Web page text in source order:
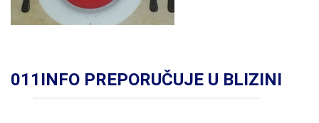
011INFO PREPORUČUJE U BLIZINI